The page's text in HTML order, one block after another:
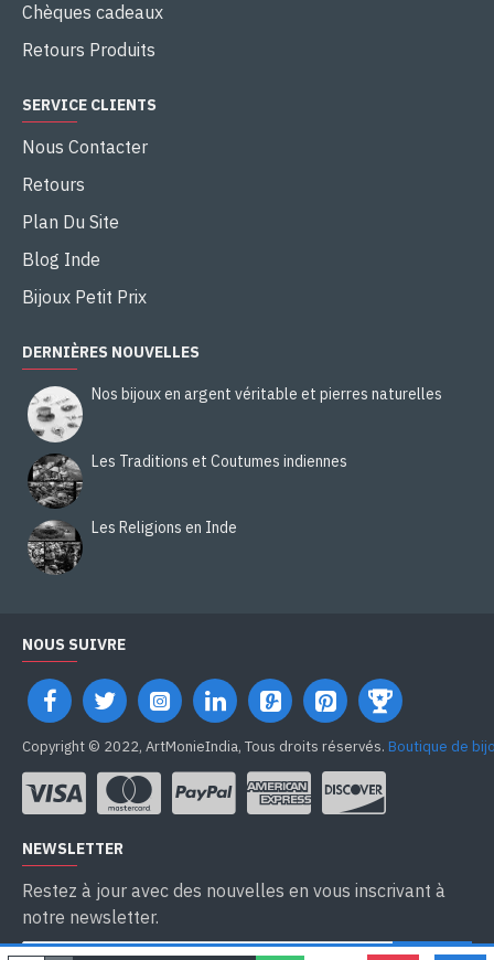
Chèques cadeaux
Retours Produits
SERVICE CLIENTS
Nous Contacter
Retours
Plan Du Site
Blog Inde
Bijoux Petit Prix
DERNIÈRES NOUVELLES
Nos bijoux en argent véritable et pierres naturelles
Les Traditions et Coutumes indiennes
Les Religions en Inde
NOUS SUIVRE
Copyright © 2022, ArtMonieIndia, Tous droits réservés. Boutique de
NEWSLETTER
Restez à jour avec des nouvelles en vous inscrivant à
notre newsletter.